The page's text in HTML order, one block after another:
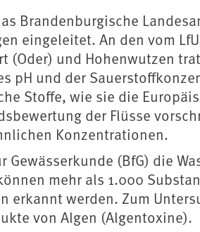
Brandenburgische
eingeleitet. An den vom
(Oder) und Hohenwutzen
pH und der
Stoffe, wie sie die
der Flüsse
Konzentrationen.
(BfG) die
mehr als 1.000
werden. Zum
von Algen (Algentoxine).